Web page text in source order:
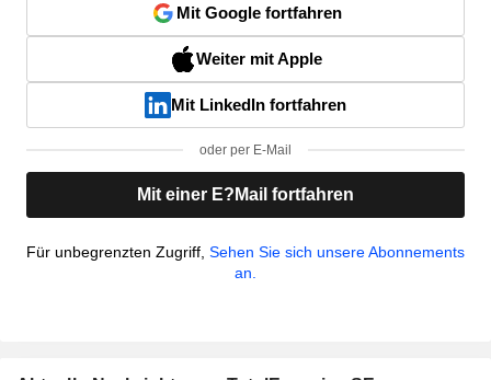
Mit Google fortfahren
Weiter mit Apple
Mit LinkedIn fortfahren
oder per E-Mail
Mit einer E?Mail fortfahren
Für unbegrenzten Zugriff, Sehen Sie sich unsere Abonnements
an.